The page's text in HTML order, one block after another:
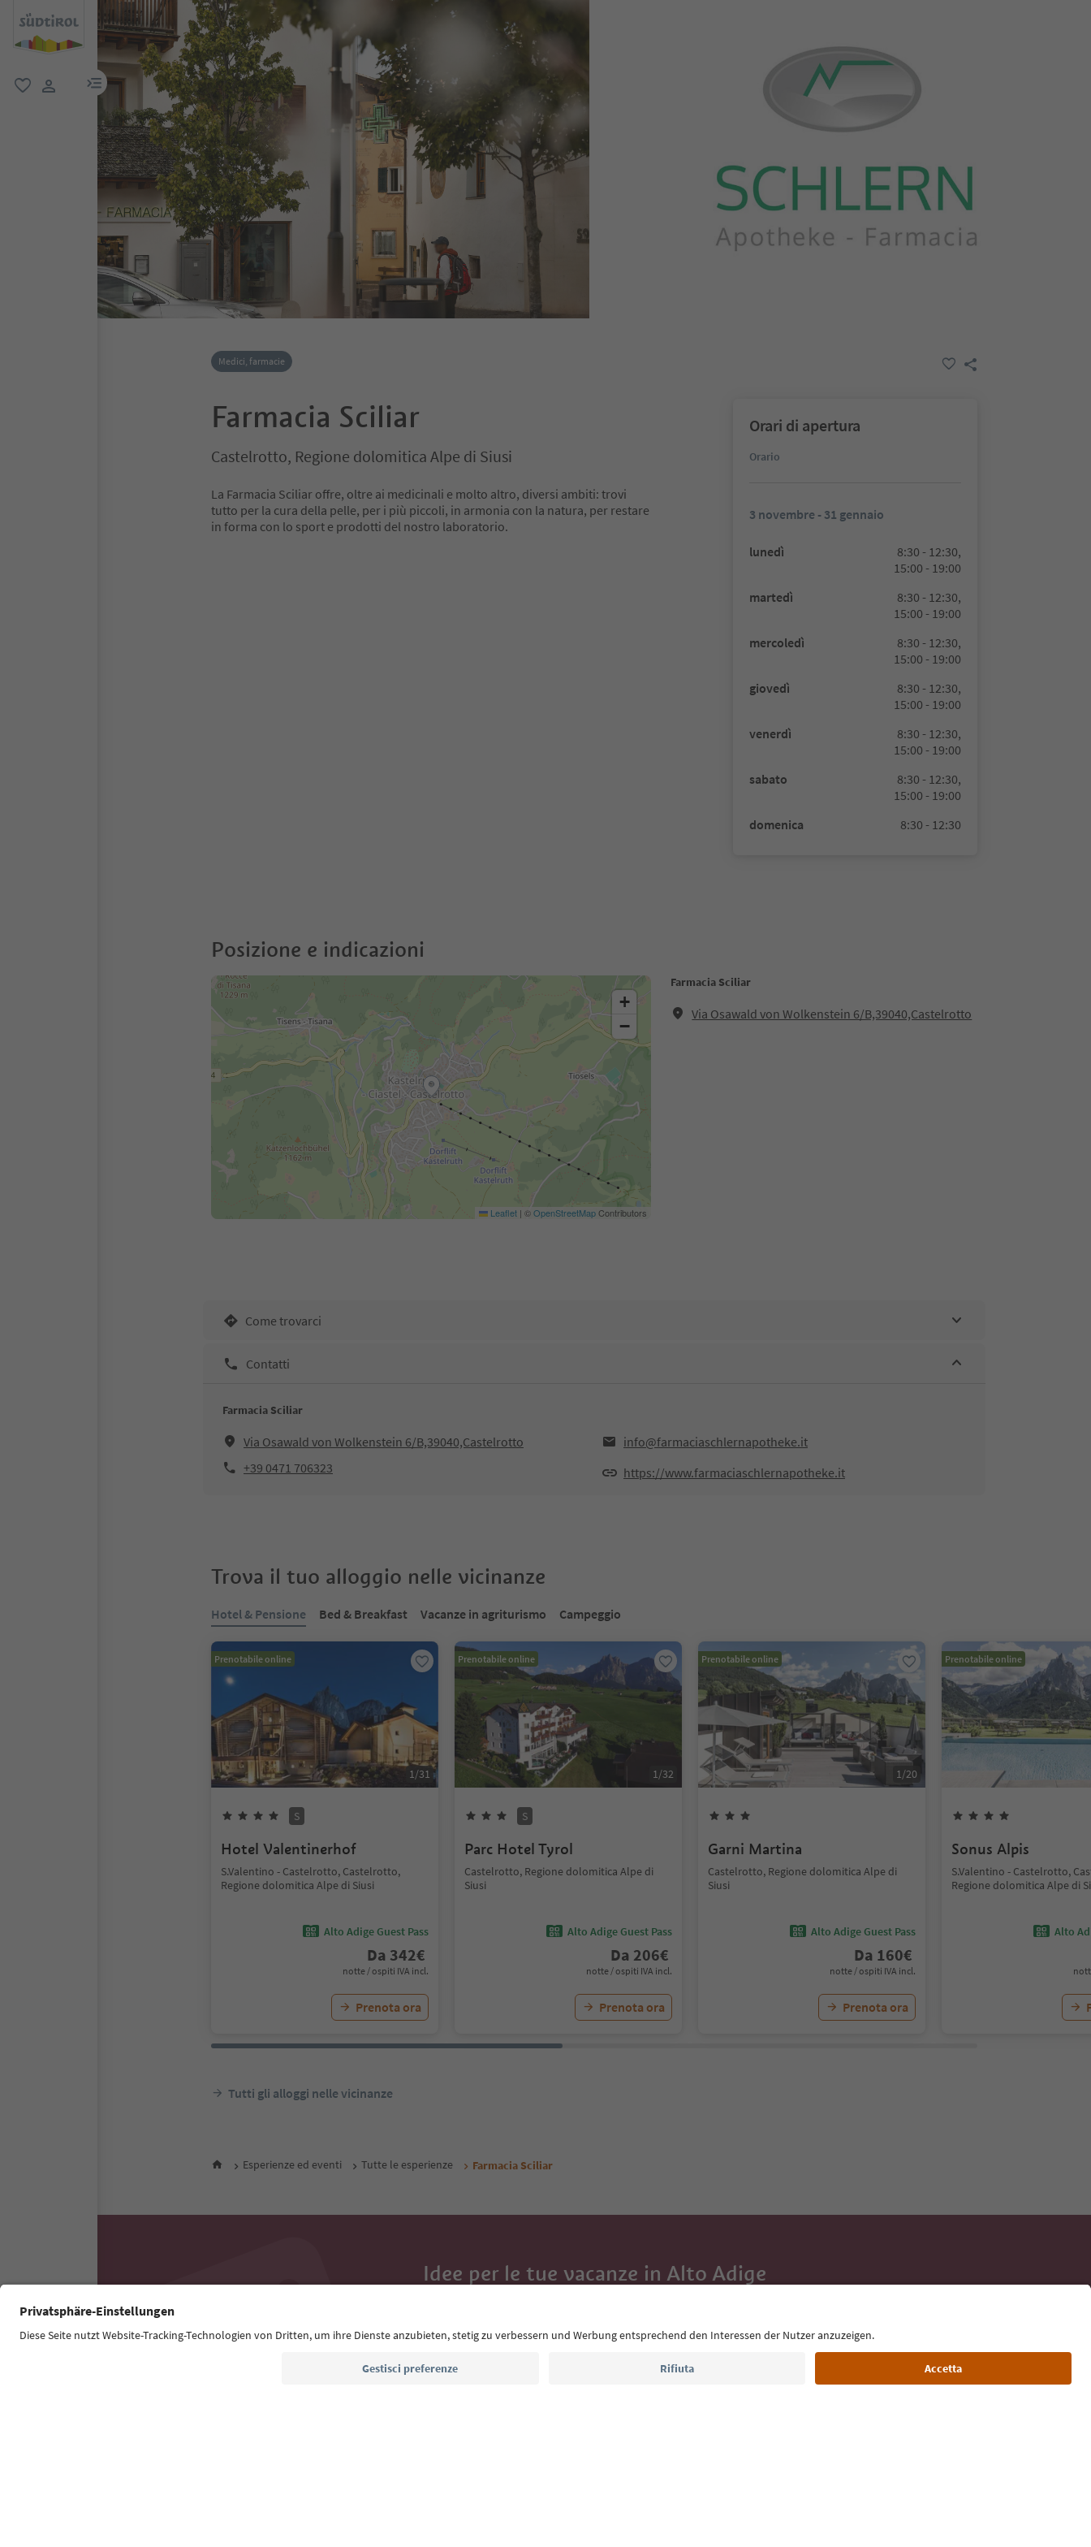
menu link
Medici, farmacie
Farmacia Sciliar
Castelrotto, Regione dolomitica Alpe di Siusi
La Farmacia Sciliar offre, oltre ai medicinali e molto altro, diversi ambiti: trovi
tutto per la cura della pelle, per i più piccoli, in armonia con la natura, per restare
in forma con lo sport e prodotti del nostro laboratorio.
Orari di apertura
Orario
3 novembre - 31 gennaio
lunedì
8:30 - 12:30,
15:00 - 19:00
martedì
8:30 - 12:30,
15:00 - 19:00
mercoledì
8:30 - 12:30,
15:00 - 19:00
giovedì
8:30 - 12:30,
15:00 - 19:00
venerdì
8:30 - 12:30,
15:00 - 19:00
sabato
8:30 - 12:30,
15:00 - 19:00
domenica
8:30 - 12:30
Posizione e indicazioni
Farmacia Sciliar
Via Osawald von Wolkenstein 6/B,39040,Castelrotto
+
−
Leaflet | ©OpenStreetMapContributors
Come trovarci
Contatti
Farmacia Sciliar
Via Osawald von Wolkenstein 6/B,39040,Castelrotto
info@farmaciaschlernapotheke.it
+39 0471 706323
https://www.farmaciaschlernapotheke.it
Trova il tuo alloggio nelle vicinanze
Hotel & Pensione Bed & Breakfast Vacanze in agriturismo Campeggio
Prenotabile online
1/31
S
Hotel Valentinerhof
S.Valentino - Castelrotto, Castelrotto,
Regione dolomitica Alpe di Siusi
Alto Adige Guest Pass
Da 342€
notte / ospiti IVA incl.
Prenota ora
Prenotabile online
1/32
S
Parc Hotel Tyrol
Castelrotto, Regione dolomitica Alpe di
Siusi
Alto Adige Guest Pass
Da 206€
notte / ospiti IVA incl.
Prenota ora
Prenotabile online
1/20
Garni Martina
Castelrotto, Regione dolomitica Alpe di
Siusi
Alto Adige Guest Pass
Da 160€
notte / ospiti IVA incl.
Prenota ora
Prenotabile online
Sonus Alpis
S.Valentino - Castelrotto,
Regione dolomitica Alpe di
Alto
Tutti gli alloggi nelle vicinanze
Esperienze ed eventi Tutte le esperienze Farmacia Sciliar
Idee per le tue vacanze in Alto Adige
eventi da non perdere e ricette tipiche.